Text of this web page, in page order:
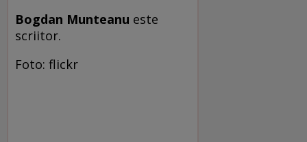
Bogdan Munteanu este
scriitor.
Foto: flickr